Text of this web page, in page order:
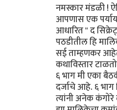
नमस्कार मंडळी !
आपणास एक पर्याय
आधारित " द
पठडीतील हि
सई ताम्हणकर
कथाविस्तार
६ भाग मी एका
दर्जाचे आहे. ६
त्यांनी अनेक